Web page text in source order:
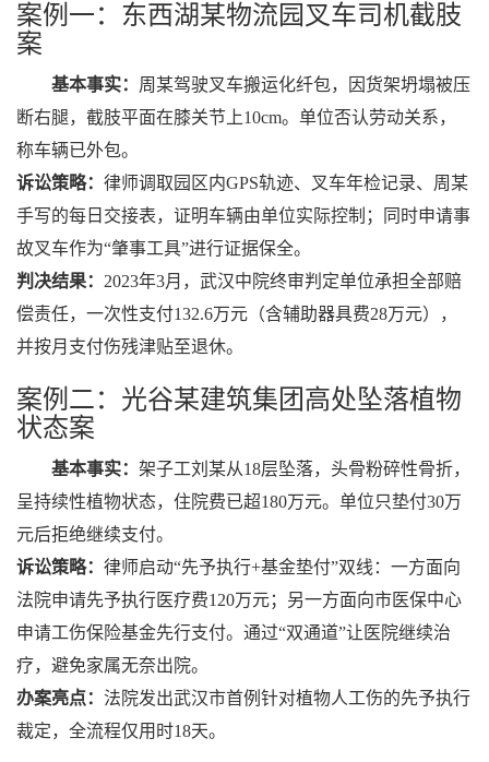
案例一：东西湖某物流园叉车司机截肢
案
基本事实： 周某驾驶叉车搬运化纤包，因货架坍塌被压
断右腿，截肢平面在膝关节上10cm。单位否认劳动关系，
称车辆已外包。
诉讼策略： 律师调取园区内GPS轨迹、叉车年检记录、周某
手写的每日交接表，证明车辆由单位实际控制；同时申请事
故叉车作为“肇事工具”进行证据保全。
判决结果： 2023年3月，武汉中院终审判定单位承担全部赔
偿责任，一次性支付132.6万元（含辅助器具费28万元），
并按月支付伤残津贴至退休。
案例二：光谷某建筑集团高处坠落植物
状态案
基本事实： 架子工刘某从18层坠落，头骨粉碎性骨折，
呈持续性植物状态，住院费已超180万元。单位只垫付30万
元后拒绝继续支付。
诉讼策略： 律师启动“先予执行+基金垫付”双线：一方面向
法院申请先予执行医疗费120万元；另一方面向市医保中心
申请工伤保险基金先行支付。通过“双通道”让医院继续治
疗，避免家属无奈出院。
办案亮点： 法院发出武汉市首例针对植物人工伤的先予执行
裁定，全流程仅用时18天。